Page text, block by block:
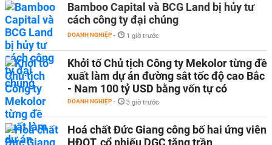
Bamboo Capital và BCG Land bị hủy tư
cách công ty đại chúng
DOANH NGHIỆP - 1 giờ trước
Khởi tố Chủ tịch Công ty Mekolor từng đề
xuất làm dự án đường sắt tốc độ cao Bắc
- Nam 100 tỷ USD bằng vốn tự có
DOANH NGHIỆP - 3 giờ trước
Hoá chất Đức Giang công bố hai ứng viên
HĐQT, cổ phiếu DGC tăng trần